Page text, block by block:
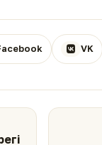
VK